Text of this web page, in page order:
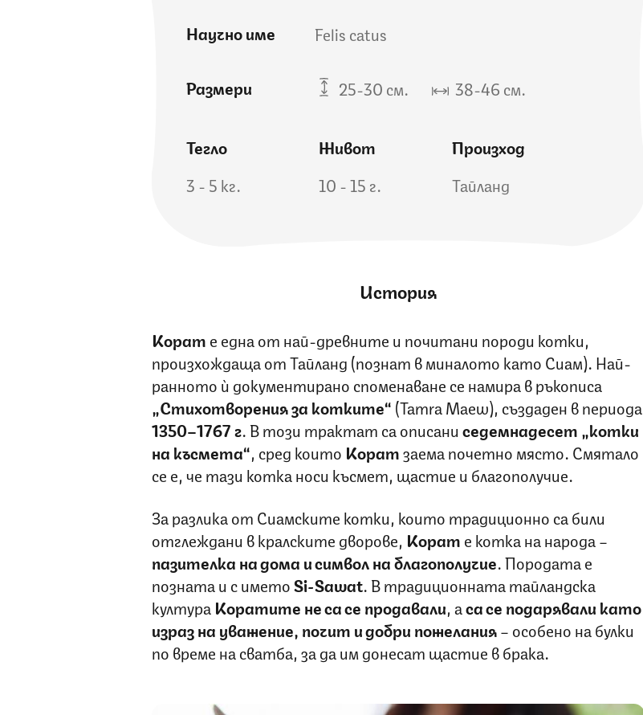
Научно име Felis catus
Размери 25-30 см. 38-46 см.
Тегло
3 - 5 кг.
Живот
10 - 15 г.
Произход
Тайланд
История
Корат е една от най-древните и почитани породи котки,
произхождаща от Тайланд (познат в миналото като Сиам). Най-
ранното ѝ документирано споменаване се намира в ръкописа
„Стихотворения за котките“ (Tamra Maew), създаден в периода
1350–1767 г. В този трактат са описани седемнадесет „котки
на късмета“, сред които Коратзаема почетно място. Смятало
се е, че тази котка носи късмет, щастие и благополучие.
За разлика от Сиамските котки, които традиционно са били
отглеждани в кралските дворове, Корат е котка на народа –
пазителка на дома и символ на благополучие. Породата е
позната и с иметоSi-Sawat. В традиционната тайландска
култура Коратите не са се продавали, аса се подарявали като
израз на уважение, почит и добри пожелания– особено на булки
по време на сватба, за да им донесат щастие в брака.